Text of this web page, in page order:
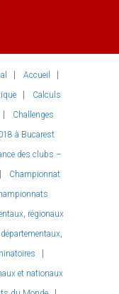
Accueil
Calculs
Challenges
à Bucarest
des clubs –
Championnat
régionaux
et nationaux